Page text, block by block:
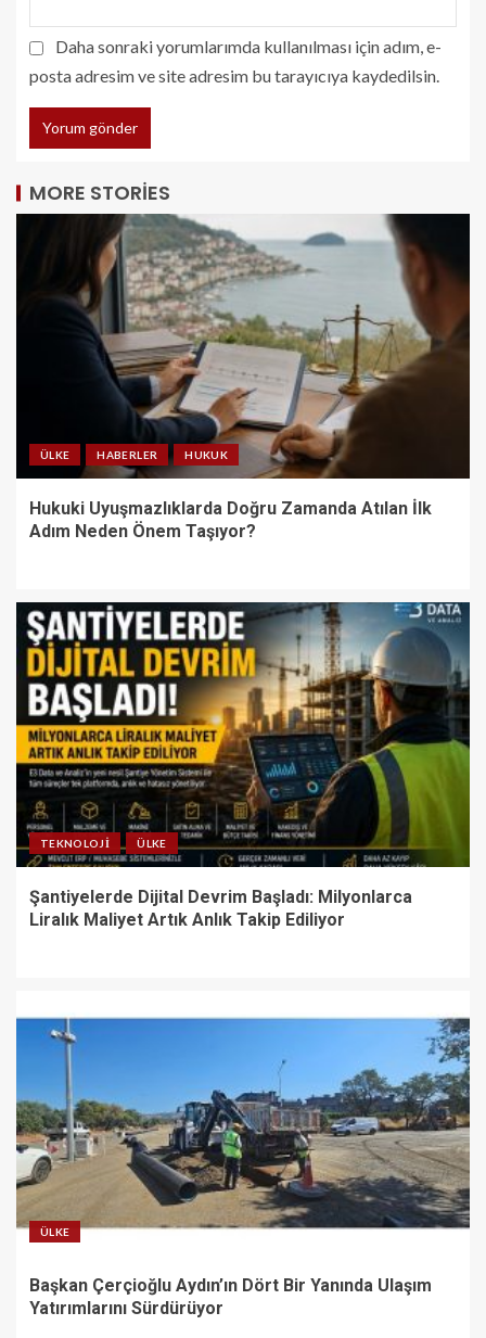
Daha sonraki yorumlarımda kullanılması için adım, e-
posta adresim ve site adresim bu tarayıcıya kaydedilsin.
MORE STORIES
ÜLKE HABERLER HUKUK
Hukuki Uyuşmazlıklarda Doğru Zamanda Atılan İlk
Adım Neden Önem Taşıyor?
TEKNOLOJI ÜLKE
Şantiyelerde Dijital Devrim Başladı: Milyonlarca
Liralık Maliyet Artık Anlık Takip Ediliyor
ÜLKE
Başkan Çerçioğlu Aydın’ın Dört Bir Yanında Ulaşım
Yatırımlarını Sürdürüyor